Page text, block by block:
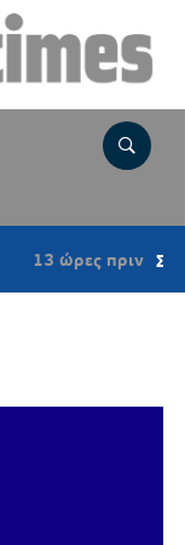
Σύρος: Τραγωδία